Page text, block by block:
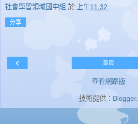
社會學習領域國中組 於 上午11:32
分享
‹ 首頁
查看網路版
技術提供： Blogger.